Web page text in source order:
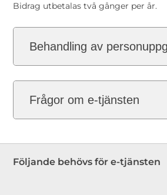
Bidrag utbetalas två gånger per år.
Behandling av
Frågor om e-tjänsten
Följande behövs för e-tjänsten